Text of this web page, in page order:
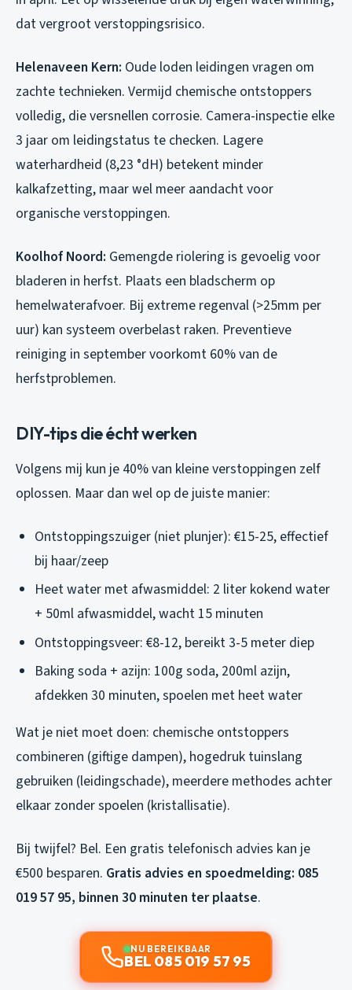
dat vergroot verstoppingsrisico.
Helenaveen Kern: Oude loden leidingen vragen om
zachte technieken. Vermijd chemische ontstoppers
volledig, die versnellen corrosie. Camera-inspectie elke
3 jaar om leidingstatus te checken. Lagere
waterhardheid (8,23 °dH) betekent minder
kalkafzetting, maar wel meer aandacht voor
organische verstoppingen.
Koolhof Noord: Gemengde riolering is gevoelig voor
bladeren in herfst. Plaats een bladscherm op
hemelwaterafvoer. Bij extreme regenval (>25mm per
uur) kan systeem overbelast raken. Preventieve
reiniging in september voorkomt 60% van de
herfstproblemen.
DIY-tips die écht werken
Volgens mij kun je 40% van kleine verstoppingen zelf
oplossen. Maar dan wel op de juiste manier:
Ontstoppingszuiger (niet plunjer): €15-25, effectief
bij haar/zeep
Heet water met afwasmiddel: 2 liter kokend water
+ 50ml afwasmiddel, wacht 15 minuten
Ontstoppingsveer: €8-12, bereikt 3-5 meter diep
Baking soda + azijn: 100g soda, 200ml azijn,
afdekken 30 minuten, spoelen met heet water
Wat je niet moet doen: chemische ontstoppers
combineren (giftige dampen), hogedruk tuinslang
gebruiken (leidingschade), meerdere methodes achter
elkaar zonder spoelen (kristallisatie).
Bij twijfel? Bel. Een gratis telefonisch advies kan je
€500 besparen. Gratis advies en spoedmelding: 085
019 57 95, binnen 30 minuten ter plaatse.
NU BEREIKBAAR
BEL 085 019 57 95